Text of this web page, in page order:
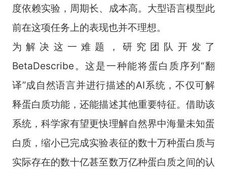
度依赖实验，周期长、成本高。大型语言模型此
前在这项任务上的表现也并不理想。
为解决这一难题，研究团队开发了
BetaDescribe。这是一种能将蛋白质序列“翻
译”成自然语言并进行描述的AI系统，不仅可解
释蛋白质功能，还能描述其他重要特征。借助该
系统，科学家有望更快理解自然界中海量未知蛋
白质，缩小已完成实验表征的数十万种蛋白质与
实际存在的数十亿甚至数万亿种蛋白质之间的认